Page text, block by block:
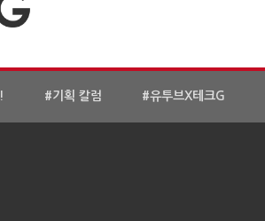
#기획 칼럼 #유투브X테크G